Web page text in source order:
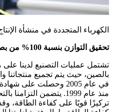
الكهرباء المتجددة في منشأة
تحقيق التوازن بنسبة 100% من بصمتنا الكهربائية
بالصين، حيث يتم تجميع منتجاتنا
منذ عام 1999. يتضمن
تركيزًا قويًا على كفاءة الطاقة،